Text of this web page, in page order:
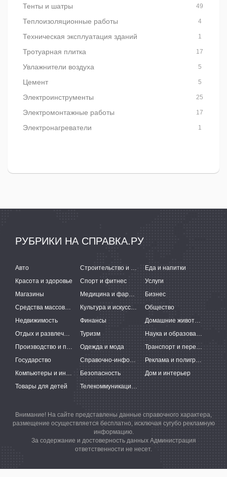
Тенты и шатры 49
Теплоизоляционные работы 4
Техническая эксплуатация зданий 1
Тротуарная плитка 17
Увлажнители воздуха 5
Цемент 5
Электроинструменты 25
Электромонтажные работы 17
Электронагреватели 1
РУБРИКИ НА СПРАВКА.РУ
Авто Строительство и ремонт
Еда и напитки
Красота и здоровье
Спорт и фитнес
Услуги
Магазины
Медицина и фармацевтика
Бизнес
Средства массовой информации
Культура и искусство
Общество
Недвижимость
Финансы
Домашние животные
Отдых и развлечения
Туризм
Наука и образование
Производство и поставки
Одежда и мода
Транспорт и перевозки
Государство
Справочно-информационные системы
Реклама и полиграфия
Компьютеры и интернет
Безопасность
Дом и интерьер
Товары для детей
Телекоммуникации и связь
Внимание! На сайте представлены данные справочного характера,
размещение осуществляется бесплатно, исключая сугубо рекламную
информацию.
За содержание и достоверность данных Администрация
ответственности не несет.